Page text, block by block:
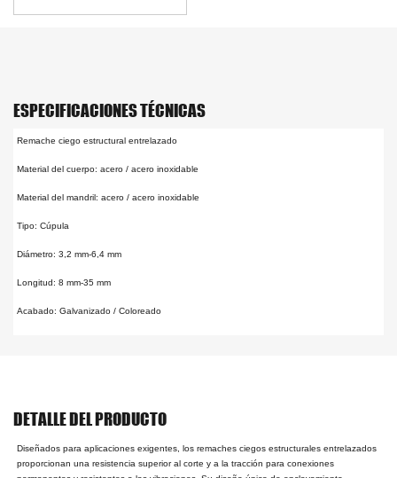
ESPECIFICACIONES TÉCNICAS
Remache ciego estructural entrelazado
Material del cuerpo: acero / acero inoxidable
Material del mandril: acero / acero inoxidable
Tipo: Cúpula
Diámetro: 3,2 mm-6,4 mm
Longitud: 8 mm-35 mm
Acabado: Galvanizado / Coloreado
DETALLE DEL PRODUCTO
Diseñados para aplicaciones exigentes, los remaches ciegos estructurales entrelazados
proporcionan una resistencia superior al corte y a la tracción para conexiones